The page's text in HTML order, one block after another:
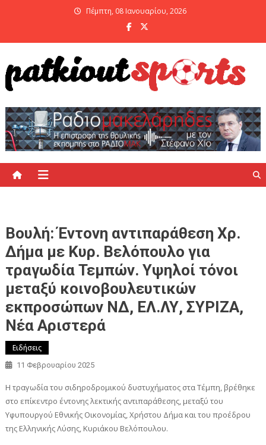
Πέμπτη, 08 Ιανουαρίου, 2026
Βουλή: Έντονη αντιπαράθεση Χρ.
Δήμα με Κυρ. Βελόπουλο για
τραγωδία Τεμπών. Υψηλοί τόνοι
μεταξύ κοινοβουλευτικών
εκπροσώπων ΝΔ, ΕΛ.ΛΥ, ΣΥΡΙΖΑ,
Νέα Αριστερά
Ειδήσεις
11 Φεβρουαρίου 2025
Η τραγωδία του σιδηροδρομικού δυστυχήματος στα Τέμπη, βρέθηκε
στο επίκεντρο έντονης λεκτικής αντιπαράθεσης, μεταξύ του
Υφυπουργού Εθνικής Οικονομίας, Χρήστου Δήμα και του προέδρου
της Ελληνικής Λύσης, Κυριάκου Βελόπουλου.